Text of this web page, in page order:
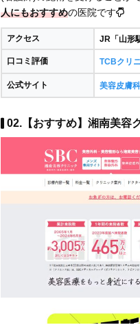
人にもおすすめの医院です
アクセス JR「山形
口コミ評価 TCBクリ
公式サイト 美容皮膚
02.【おすすめ】湘南美容